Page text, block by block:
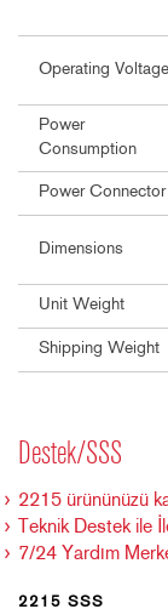
Operating Voltage
Power
Consumption
Power Connector
Dimensions
Unit Weight
Shipping Weight
Destek/SSS
2215 ürününüzü
Teknik Destek ile
7/24 Yardım
2215 SSS